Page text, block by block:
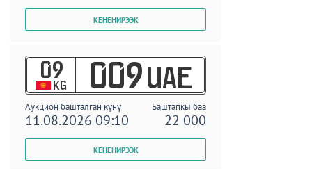
09
KG 009 UAE
Аукцион башталган күнү Баштапкы баа
11.08.2026 09:10 22 000